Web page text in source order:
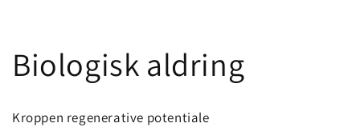
Biologisk aldring
Kroppen regenerative potentiale